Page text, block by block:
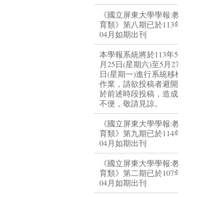
《國立屏東大學學報:教
育類》第八期已於113年
04月如期出刊
本學報系統將於113年5
月25日(星期六)至5月27
日(星期一)進行系統移機
作業，請欲投稿者避開
於前述時段投稿，造成
不便，敬請見諒。
《國立屏東大學學報:教
育類》第九期已於114年
04月如期出刊
《國立屏東大學學報:教
育類》第二期已於107年
04月如期出刊